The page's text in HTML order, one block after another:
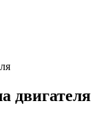
двигателя